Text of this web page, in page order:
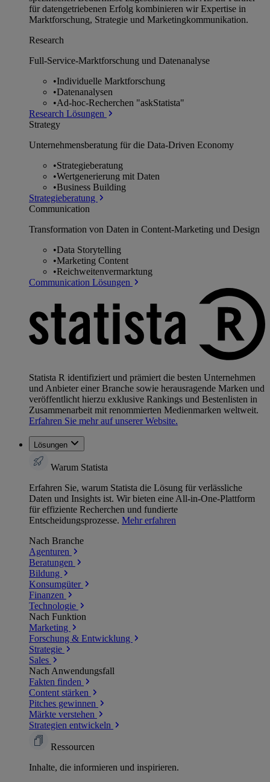
für datengetriebenen Erfolg kombinieren wir Expertise in
Marktforschung, Strategie und Marketingkommunikation.
Research
Full-Service-Marktforschung und Datenanalyse
•Individuelle Marktforschung
•Datenanalysen
•Ad-hoc-Recherchen "askStatista"
Research Lösungen
Strategy
Unternehmens­beratung für die Data-Driven Economy
•Strategieberatung
•Wertgenerierung mit Daten
•Business Building
Strategieberatung
Communication
Transformation von Daten in Content-Marketing und Design
•Data Storytelling
•Marketing Content
•Reichweitenvermarktung
Communication Lösungen
Statista R identifiziert und prämiert die besten Unternehmen
und Anbieter einer Branche sowie herausragende Marken und
veröffentlicht hierzu exklusive Rankings und Bestenlisten in
Zusammenarbeit mit renommierten Medienmarken weltweit.
Erfahren Sie mehr auf unserer Website.
Lösungen
Warum Statista
Erfahren Sie, warum Statista die Lösung für verlässliche
Daten und Insights ist. Wir bieten eine All-in-One-Plattform
für effiziente Recherchen und fundierte
Entscheidungsprozesse. Mehr erfahren
Nach Branche
Agenturen
Beratungen
Bildung
Konsumgüter
Finanzen
Technologie
Nach Funktion
Marketing
Forschung & Entwicklung
Strategie
Sales
Nach Anwendungsfall
Fakten finden
Content stärken
Pitches gewinnen
Märkte verstehen
Strategien entwickeln
Ressourcen
Inhalte, die informieren und inspirieren.